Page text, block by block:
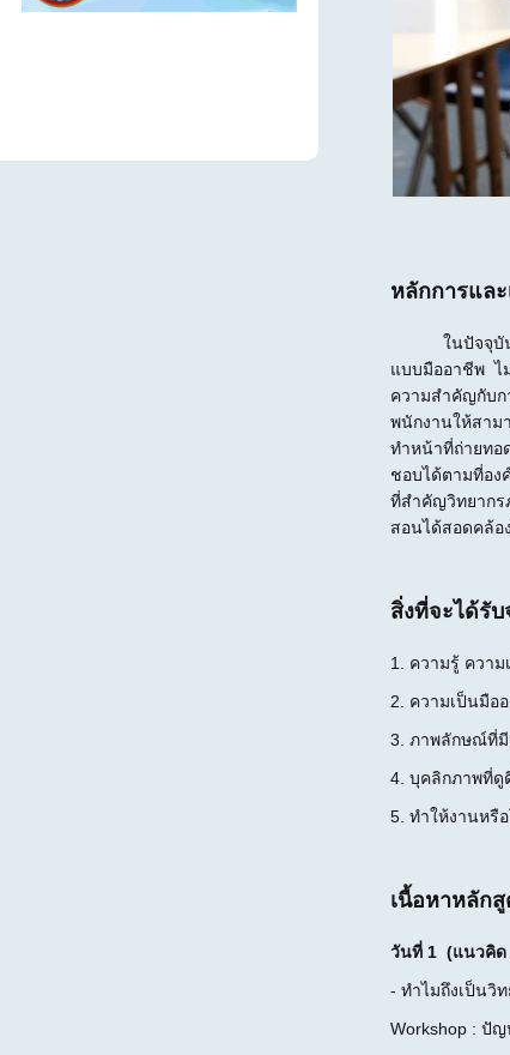
หลักการแล
ในปัจจุบันสิ่ง
แบบมืออาชีพ ไ
ความสำคัญกับ
พนักงานให้สาม
ทำหน้าที่ถ่ายทอ
ชอบได้ตามที่อง
ที่สำคัญวิทยากร
สอนได้สอดคล้
สิ่งที่จะได้รั
1. ความรู้ ควา
2. ความเป็นมือ
3. ภาพลักษณ์ที่มี
4. บุคลิกภาพที่ดู
5. ทำให้งานหรื
เนื้อหาหลักสู
วันที่ 1 (แนวคิด
- ทำไมถึงเป็นวิ
Workshop : ปั